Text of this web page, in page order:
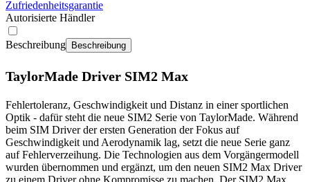
Zufriedenheitsgarantie
Autorisierte Händler
Beschreibung Beschreibung
TaylorMade Driver SIM2 Max
Fehlertoleranz, Geschwindigkeit und Distanz in einer sportlichen
Optik - dafür steht die neue SIM2 Serie von TaylorMade. Während
beim SIM Driver der ersten Generation der Fokus auf
Geschwindigkeit und Aerodynamik lag, setzt die neue Serie ganz
auf Fehlerverzeihung. Die Technologien aus dem Vorgängermodell
wurden übernommen und ergänzt, um den neuen SIM2 Max Driver